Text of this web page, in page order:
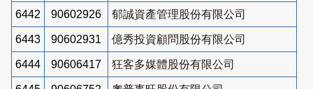
6442 90602926 郁誠資產管理股份有限公司
6443 90602931 億秀投資顧問股份有限公司
6444 90606417 狂客多媒體股份有限公司